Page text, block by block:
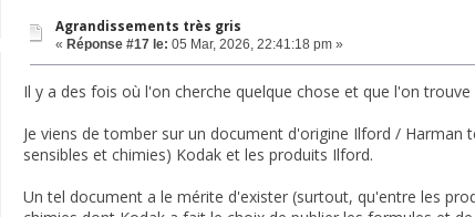
Agrandissements très gris
« Réponse #17 le: 05 Mar, 2026, 22:41:18 pm »
Il y a des fois où l'on cherche quelque chose et que l'on
Je viens de tomber sur un document d'origine Ilford /
sensibles et chimies) Kodak et les produits Ilford.
Un tel document a le mérite d'exister (surtout, qu'entre les